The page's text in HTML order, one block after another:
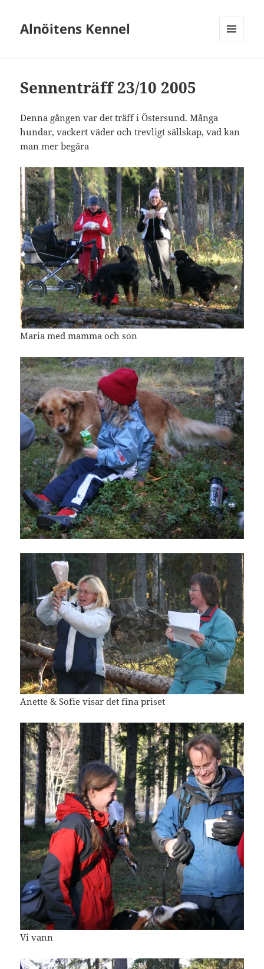
Alnöitens Kennel
Sennenträff 23/10 2005
Denna gången var det träff i Östersund. Många
hundar, vackert väder och trevligt sällskap, vad kan
man mer begära
Maria med mamma och son
Anette & Sofie visar det fina priset
Vi vann